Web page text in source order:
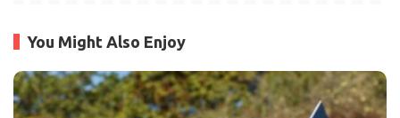
You Might Also Enjoy